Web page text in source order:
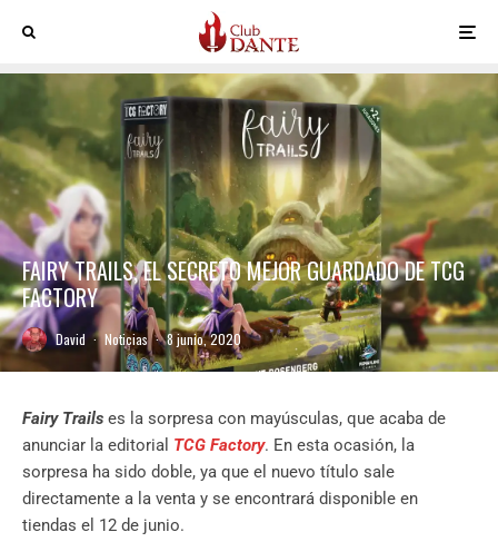
FAIRY TRAILS, EL SECRETO MEJOR GUARDADO DE TCG
FACTORY
David · Noticias · 8 junio, 2020
Fairy Trails es la sorpresa con mayúsculas, que acaba de
anunciar la editorial TCG Factory. En esta ocasión, la
sorpresa ha sido doble, ya que el nuevo título sale
directamente a la venta y se encontrará disponible en
tiendas el 12 de junio.